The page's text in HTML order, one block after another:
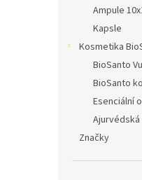
Ampule
Kapsle
Kosmetika
BioSanto
BioSanto
Esenciální
Značky